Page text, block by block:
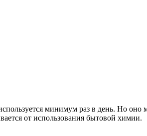
минимум раз в день. Но
от использования бытовой химии.